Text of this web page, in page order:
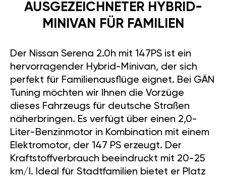
AUSGEZEICHNETER HYBRID-
MINIVAN FÜR FAMILIEN
Der Nissan Serena 2.0h mit 147PS ist ein
hervorragender Hybrid-Minivan, der sich
perfekt für Familienausflüge eignet. Bei GÄN
Tuning möchten wir Ihnen die Vorzüge
dieses Fahrzeugs für deutsche Straßen
näherbringen. Es verfügt über einen 2,0-
Liter-Benzinmotor in Kombination mit einem
Elektromotor, der 147 PS erzeugt. Der
Kraftstoffverbrauch beeindruckt mit 20-25
km/l. Ideal für Stadtfamilien bietet er Platz